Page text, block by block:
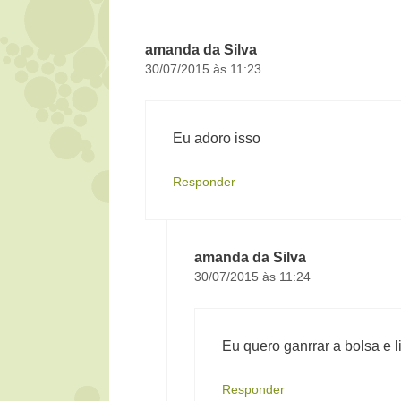
amanda da Silva
30/07/2015 às 11:23
Eu adoro isso
Responder
amanda da Silva
30/07/2015 às 11:24
Eu quero ganrrar a bolsa e
Responder